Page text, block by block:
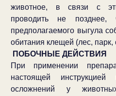
животное, в связи с
проводить не
предполагаемого выгула
обитания клещей (лес, парк,
ПОБОЧНЫЕ ДЕЙСТВИЯ
При применении
настоящей
осложнений у